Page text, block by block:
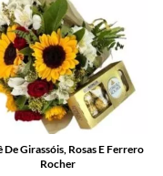
De Girassóis, Rosas E Ferrero
Rocher